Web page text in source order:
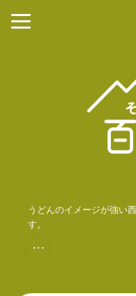
うどんのイメージが強い
す。
・・・